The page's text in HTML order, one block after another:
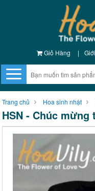
Giỏ Hàng |
Trang chủ Hoa sinh nhật
HSN - Chúc mừng